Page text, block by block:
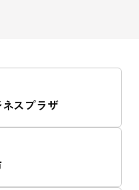
スプラザ